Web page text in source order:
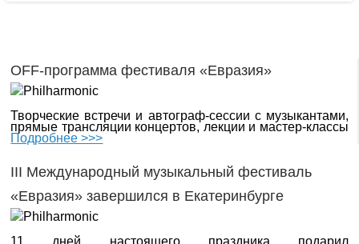
OFF-программа фестиваля «Евразия»
Творческие встречи и автограф-сессии с музыкантами,
прямые трансляции концертов, лекции и мастер-классы
Подробнее >>>
III Международный музыкальный фестиваль
«Евразия» завершился в Екатеринбурге
11 дней настоящего праздника подарил